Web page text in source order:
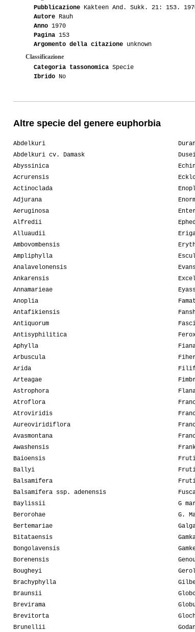
Pubblicazione Kakteen And. Sukk. 21: 153.
Autore Rauh
Anno 1970
Pagina 153
Argomento della citazione unknown
Classificazione
Categoria tassonomica Specie
Ibrido No
Altre specie del genere euphorbia
Abdelkuri
Abdelkuri cv. Damask
Abyssinica
Acrurensis
Actinoclada
Adjurana
Aeruginosa
Alfredii
Alluaudii
Ambovombensis
Ampliphylla
Analavelonensis
Ankarensis
Annamarieae
Anoplia
Antafikiensis
Antiquorum
Antisyphilitica
Aphylla
Arbuscula
Arida
Arteagae
Astrophora
Atroflora
Atroviridis
Aureoviridiflora
Avasmontana
Awashensis
Baioensis
Ballyi
Balsamifera
Balsamifera ssp. adenensis
Baylissii
Berorohae
Bertemariae
Bitataensis
Bongolavensis
Borenensis
Bougheyi
Brachyphylla
Braunsii
Brevirama
Brevitorta
Brunellii
G
G.